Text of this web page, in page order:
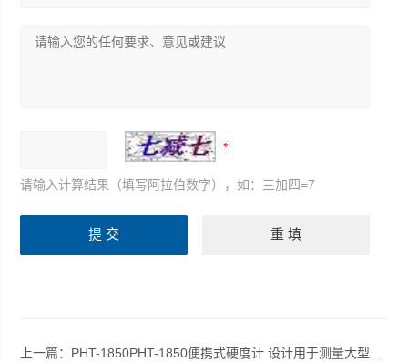
请输入计算结果（填写阿拉伯数字），如：三加四=7
上一篇： PHT-1850PHT-1850便携式硬度计 设计用于测量大型铸件或者表面较粗糙的工件